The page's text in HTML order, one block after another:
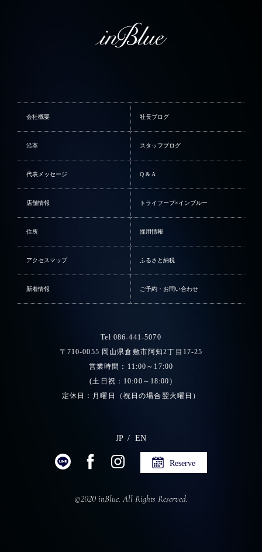
会社概要 社長ブログ
沿革 スタッフブログ
代表メッセージ Q & A
店舗情報 トライフープ×インブルー
住所 採用情報
アクセスマップ ふるさと納税
新着情報 ご予約・お問い合わせ
Tel 086-441-5070
〒710-0055 岡山県倉敷市阿知2丁目17-25
営業時間：11:00～17:00
(土日祝：10:00～18:00)
定休日：月曜日（祝日の場合翌火曜日）
JP EN
Reserve
©2020 inBlue. All Rights Reserved.